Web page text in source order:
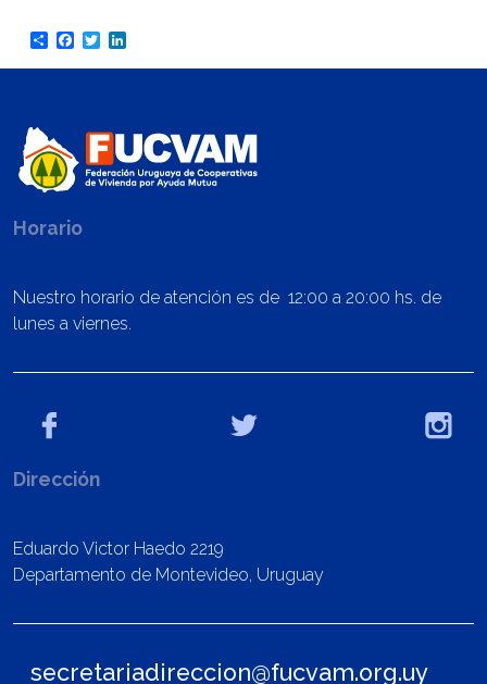
ShareFacebook
Twitter
Horario
Nuestro horario de atención es de 12:00 a 20:00 hs. de
lunes a viernes.
Dirección
Eduardo Victor Haedo 2219
Departamento de Montevideo, Uruguay
secretariadireccion@fucvam.org.uy